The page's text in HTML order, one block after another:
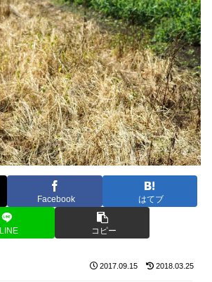
Facebook はてブ
LINE コピー
2017.09.15 2018.03.25